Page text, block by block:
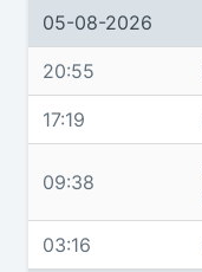
05-08-2026
20:55
17:19
09:38
03:16